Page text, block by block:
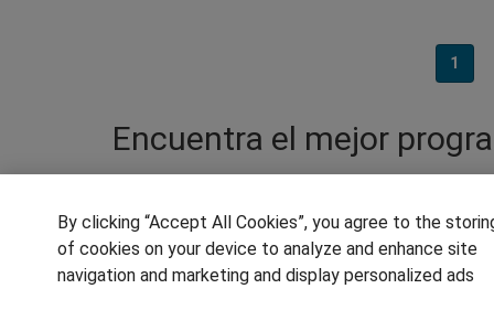
1
Encuentra el mejor
RRHH, reclutamiento de candidatos,
beneficios sociales. Pero los
aparición de las redes sociales. A los
profesional y gestión de nóminas e
By clicking “Accept All Cookies”, you agree to the
of cookies on your device to analyze and enhance site
navigation and marketing and display personalized ads